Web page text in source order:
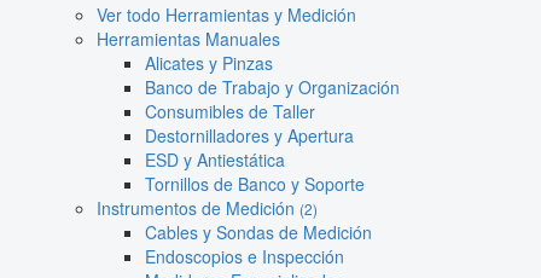
Ver todo Herramientas y Medición
Herramientas Manuales
Alicates y Pinzas
Banco de Trabajo y Organización
Consumibles de Taller
Destornilladores y Apertura
ESD y Antiestática
Tornillos de Banco y Soporte
Instrumentos de Medición (2)
Cables y Sondas de Medición
Endoscopios e Inspección